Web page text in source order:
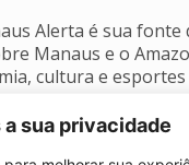
sua privacidade
Alerta é sua fonte
Manaus e o
cultura e esportes